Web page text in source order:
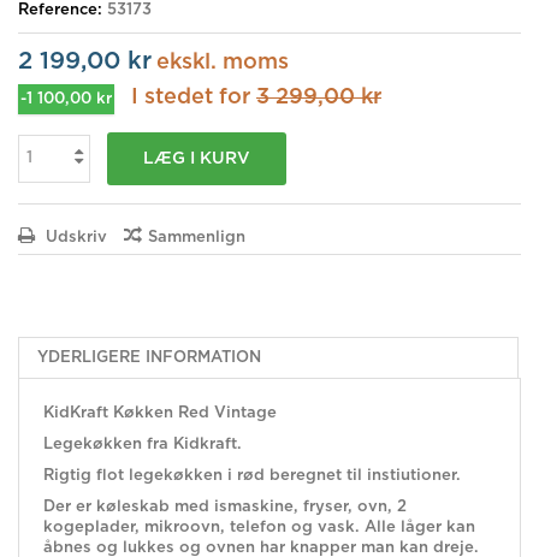
Reference: 53173
2 199,00 kr ekskl. moms
-1 100,00 kr I stedet for 3 299,00 kr
LÆG I KURV
Udskriv Sammenlign
YDERLIGERE INFORMATION
KidKraft Køkken Red Vintage
Legekøkken fra Kidkraft.
Rigtig flot legekøkken i rød beregnet til instiutioner.
Der er køleskab med ismaskine, fryser, ovn, 2
kogeplader, mikroovn, telefon og vask. Alle låger kan
åbnes og lukkes og ovnen har knapper man kan dreje.